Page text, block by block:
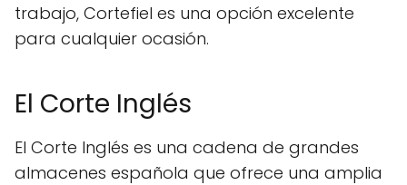
trabajo, Cortefiel es una opción excelente
para cualquier ocasión.
El Corte Inglés
El Corte Inglés es una cadena de grandes
almacenes española que ofrece una amplia